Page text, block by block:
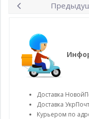
Доставка
Доставка
Курьером по